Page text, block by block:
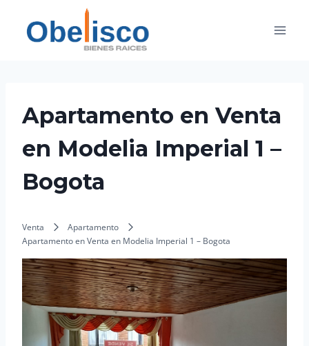
contenido
Apartamento en Venta
en Modelia Imperial 1 –
Bogota
Venta
Apartamento
Apartamento en Venta en Modelia Imperial 1 – Bogota